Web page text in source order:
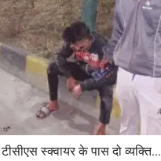
स्क्वायर के पास दो व्यक्ति...